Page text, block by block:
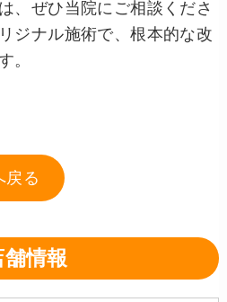
、ぜひ当院にご相談くださ
ジナル施術で、根本的な改
。
戻る
舗情報